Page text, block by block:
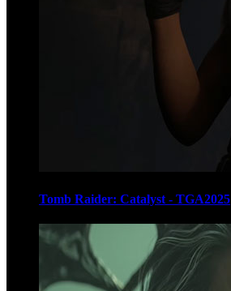
Tomb Raider: Catalyst - TGA2025